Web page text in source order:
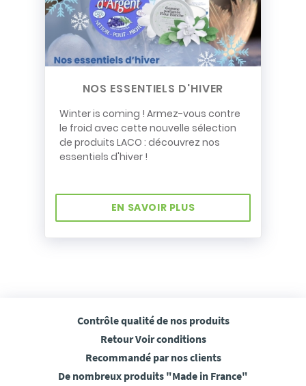
NOS ESSENTIELS D'HIVER
Winter is coming ! Armez-vous contre
le froid avec cette nouvelle sélection
de produits LACO : découvrez nos
essentiels d'hiver !
EN SAVOIR PLUS
Contrôle qualitéde nos produits
RetourVoir conditions
Recommandépar nos clients
De nombreux produits "Made in France"